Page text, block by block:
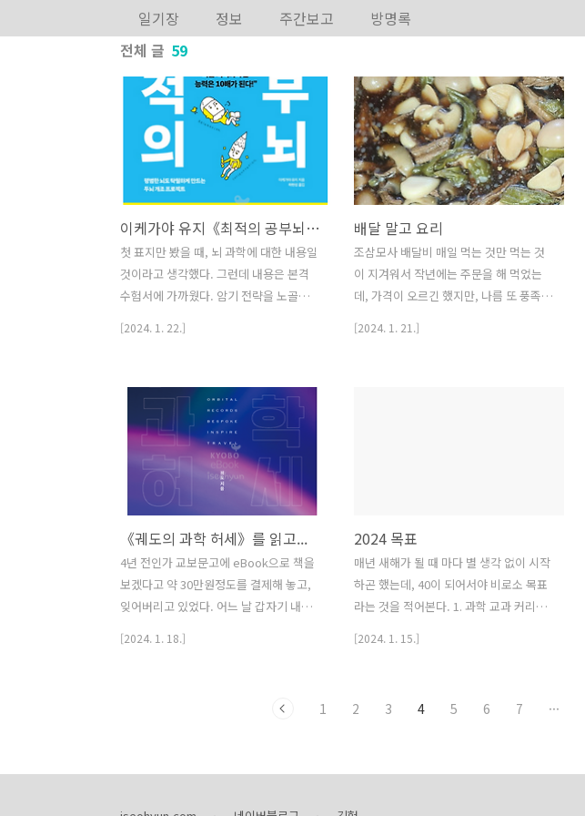
일기장 정보 주간보고
방명록
전체 글 59
이케가야 유지《최적의 공부뇌》를 읽고..
첫 표지만 봤을 때, 뇌 과학에 대한 내용일
것이라고 생각했다. 그런데 내용은 본격
수험서에 가까웠다. 암기 전략을 노골적으
고 느끼는 부분이 있었는데, 표지를 캡쳐
장기 베스트셀러라는 것이... 아래는 책 내
용을 하나의 스토리로 담아보았다. 인체는
영양소를 어떻게든 잘게 나누어 습득하려
고 하지만, 뇌는 어떻게든 크게 묶어서 습
득하려고 하는가보다. 그림과 발췌한 내용
+ 요약을 담아보았다. ①-1 출력의 중요성
다시 외우는 단어 시험보는 단어 결과 그
룹 1 모든 단어 모든 단어 약 80점 그룹 2
틀린 단어 모든 단어 약 80점 그룹 3 모든
단어 틀린 단어 약 35점 그룹 4 틀린 단어
틀린 단어 약 35점 "가장 간단하게 ..
[2024. 1. 22.]
배달 말고 요리
조삼모사 배달비 매일 먹는 것만 먹는 것
이 지겨워서 작년에는 주문을 해 먹었는
데, 가격이 오르긴 했지만, 나름 또 풍족하
배달 음식을 시켜 먹었다. 어차피 가게 가
모사가 있담? 당연히 2,000원 쯤 부터 월
회비가 의미가 없어져서 탈퇴러시가 이어
졌고, 나도 올해 초까지만 연장했었다. 그
리고 작년 말부터 제육을 직접 만들어 먹
[2024. 1. 21.]
《궤도의 과학 허세》를 읽고...
4년 전인가 교보문고에 eBook으로 책을
보겠다고 약 30만원정도를 결제해 놓고,
잊어버리고 있었다. 어느 날 갑자기 내일
랴 책을 구매했다. 아니, 기프트 포인트나
도 어쩔 수 없다." 늘 고객센터에서 들어왔
[2024. 1. 18.]
2024 목표
매년 새해가 될 때 마다 별 생각 없이 시작
하곤 했는데, 40이 되어서야 비로소 목표
라는 것을 적어본다. 1. 과학 교과 커리큘
123) 2. 수학 교과 커리큘럼 연계도 만들
2024.1.1: 18%, 2024.1.15: 8.9%) 4. 번
[2024. 1. 15.]
1 2 3 4 5 6 7 ···